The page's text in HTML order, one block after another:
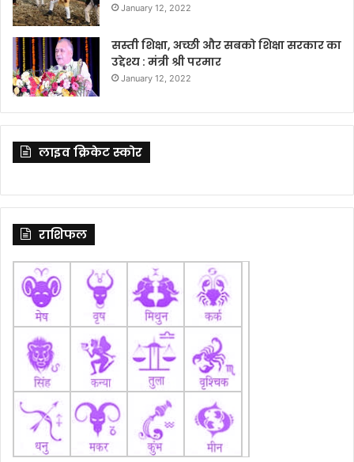
January 12, 2022
सस्ती शिक्षा, अच्छी और सबको शिक्षा सरकार का
उद्देश्य : मंत्री श्री परमार
January 12, 2022
लाइव क्रिकेट स्कोर
राशिफल